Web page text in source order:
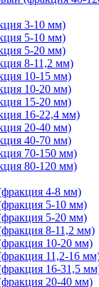
3-10 мм)
5-10 мм)
5-20 мм)
8-11,2 мм)
10-15 мм)
10-20 мм)
15-20 мм)
16-22,4 мм)
20-40 мм)
40-70 мм)
70-150 мм)
80-120 мм)
4-8 мм)
5-10 мм)
5-20 мм)
8-11,2 мм)
10-20 мм)
11,2-16
16-31,5
20-40 мм)